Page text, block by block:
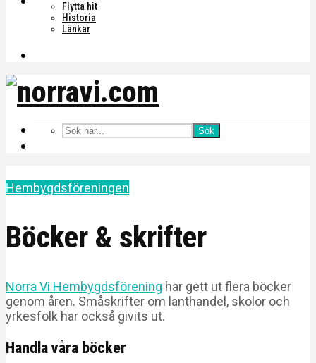
Flytta hit
Historia
Länkar
Sök
Hembygdsföreningen
Böcker & skrifter
Norra Vi Hembygdsförening har gett ut flera böcker
genom åren. Småskrifter om lanthandel, skolor och
yrkesfolk har också givits ut.
Handla våra böcker